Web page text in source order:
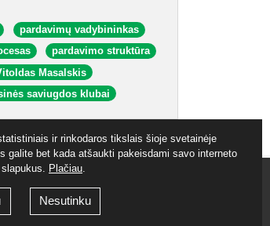
pardavimų vadybininkas
pardavimo struktūra
Masalskis
saviugdos klubai
ir rinkodaros tikslais šioje svetainėje
galite bet kada atšaukti pakeisdami savo interneto
Plačiau
Nesutinku